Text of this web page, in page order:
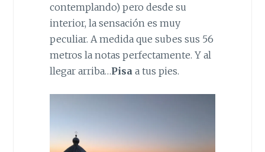
contemplando) pero desde su
interior, la sensación es muy
peculiar. A medida que subes sus 56
metros la notas perfectamente. Y al
llegar arriba…Pisa a tus pies.